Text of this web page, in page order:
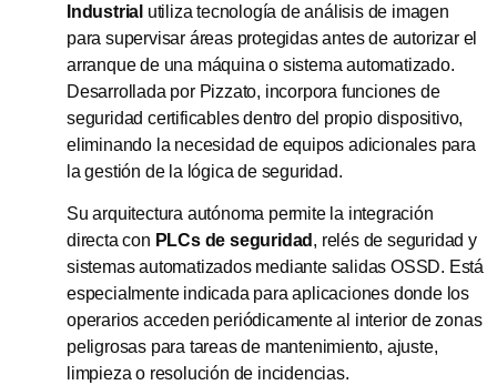
Industrial utiliza tecnología de análisis de imagen
para supervisar áreas protegidas antes de autorizar el
arranque de una máquina o sistema automatizado.
Desarrollada por Pizzato, incorpora funciones de
seguridad certificables dentro del propio dispositivo,
eliminando la necesidad de equipos adicionales para
la gestión de la lógica de seguridad.
Su arquitectura autónoma permite la integración
directa con PLCs de seguridad , relés de seguridad y
sistemas automatizados mediante salidas OSSD. Está
especialmente indicada para aplicaciones donde los
operarios acceden periódicamente al interior de zonas
peligrosas para tareas de mantenimiento, ajuste,
limpieza o resolución de incidencias.